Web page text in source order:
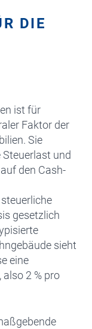
DIE A
ist für
Faktor der
Sie
und
den Cash-
gesetzlich
sieht
eine
2 % pro